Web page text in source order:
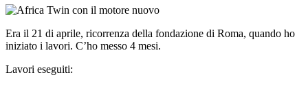
Era il 21 di aprile, ricorrenza della fondazione di Roma, quando ho
iniziato i lavori. C’ho messo 4 mesi.
Lavori eseguiti: